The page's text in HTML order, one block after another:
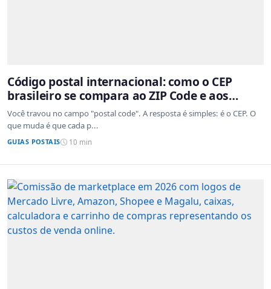
Código postal internacional: como o CEP
brasileiro se compara ao ZIP Code e aos
sistemas de outros países
Você travou no campo "postal code". A resposta é simples: é o CEP. O
que muda é que cada p...
GUIAS POSTAIS 10 min